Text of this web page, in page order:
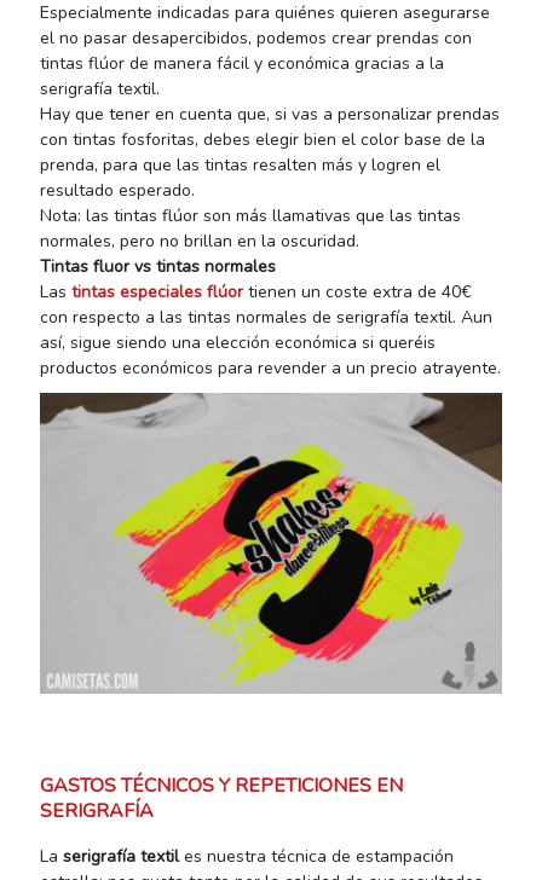
Especialmente indicadas para quiénes quieren asegurarse
el no pasar desapercibidos, podemos crear prendas con
tintas flúor de manera fácil y económica gracias a la
serigrafía textil.
Hay que tener en cuenta que, si vas a personalizar prendas
con tintas fosforitas, debes elegir bien el color base de la
prenda, para que las tintas resalten más y logren el
resultado esperado.
Nota: las tintas flúor son más llamativas que las tintas
normales, pero no brillan en la oscuridad.
Tintas fluor vs tintas normales
Las tintas especiales flúortienen un coste extra de 40€
con respecto a las tintas normales de serigrafía textil. Aun
así, sigue siendo una elección económica si queréis
productos económicos para revender a un precio atrayente.
GASTOS TÉCNICOS Y REPETICIONES EN
SERIGRAFÍA
La serigrafía textiles nuestra técnica de estampación